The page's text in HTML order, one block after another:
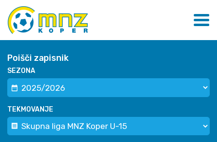
Poišči zapisnik
SEZONA
TEKMOVANJE